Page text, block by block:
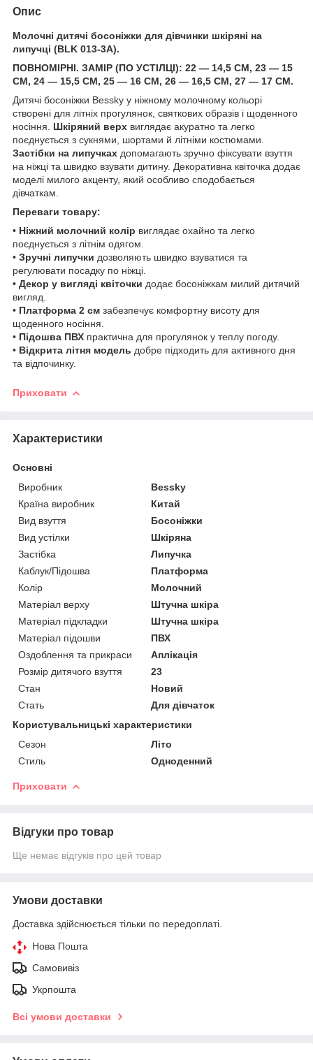
Опис
Молочні дитячі босоніжки для дівчинки шкіряні на
липучці (BLK 013-3A).
ПОВНОМІРНІ. ЗАМІР (ПО УСТІЛЦІ): 22 — 14,5 СМ, 23 — 15
СМ, 24 — 15,5 СМ, 25 — 16 СМ, 26 — 16,5 СМ, 27 — 17 СМ.
Дитячі босоніжки Bessky у ніжному молочному кольорі
створені для літніх прогулянок, святкових образів і щоденного
носіння. Шкіряний верх виглядає акуратно та легко
поєднується з сукнями, шортами й літніми костюмами.
Застібки на липучках допомагають зручно фіксувати взуття
на ніжці та швидко взувати дитину. Декоративна квіточка додає
моделі милого акценту, який особливо сподобається
дівчаткам.
Переваги товару:
• Ніжний молочний колір виглядає охайно та легко
поєднується з літнім одягом.
• Зручні липучки дозволяють швидко взуватися та
регулювати посадку по ніжці.
• Декор у вигляді квіточки додає босоніжкам милий дитячий
вигляд.
• Платформа 2 см забезпечує комфортну висоту для
щоденного носіння.
• Підошва ПВХ практична для прогулянок у теплу погоду.
• Відкрита літня модель добре підходить для активного дня
та відпочинку.
Приховати
Характеристики
Основні
Виробник
Bessky
Країна виробник
Китай
Вид взуття
Босоніжки
Вид устілки
Шкіряна
Застібка
Липучка
Каблук/Підошва
Платформа
Колір
Молочний
Матеріал верху
Штучна шкіра
Матеріал підкладки
Штучна шкіра
Матеріал підошви
ПВХ
Оздоблення та прикраси
Аплікація
Розмір дитячого взуття
23
Стан
Новий
Стать
Для дівчаток
Користувальницькі характеристики
Сезон
Літо
Стиль
Одноденний
Приховати
Відгуки про товар
Ще немає відгуків про цей товар
Умови доставки
Доставка здійснюється тільки по передоплаті.
Нова Пошта
Самовивіз
Укрпошта
Всі умови доставки